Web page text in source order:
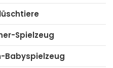
Spielzeug
Babyspielzeug